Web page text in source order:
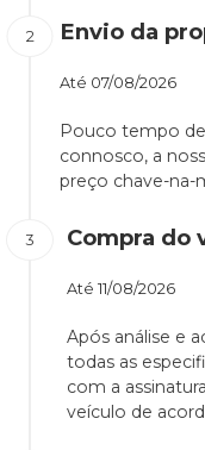
Envio da
Até 07/08/2026
Pouco tempo
connosco, a
preço chave-na-
Compra do
Até 11/08/2026
Após análise e
todas as
com a
veículo de